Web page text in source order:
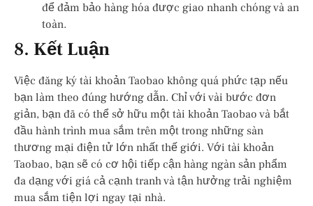
để đảm bảo hàng hóa được giao nhanh chóng và an
toàn.
8. Kết Luận
Việc đăng ký tài khoản Taobao không quá phức tạp nếu
bạn làm theo đúng hướng dẫn. Chỉ với vài bước đơn
giản, bạn đã có thể sở hữu một tài khoản Taobao và bắt
đầu hành trình mua sắm trên một trong những sàn
thương mại điện tử lớn nhất thế giới. Với tài khoản
Taobao, bạn sẽ có cơ hội tiếp cận hàng ngàn sản phẩm
đa dạng với giá cả cạnh tranh và tận hưởng trải nghiệm
mua sắm tiện lợi ngay tại nhà.